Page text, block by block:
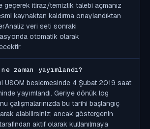
geçerek itiraz/temizlik talebi açmanız
kaynaktan kaldırma onaylandıktan
veri seti sonraki
otomatik olarak
zaman yayımlandı?
USOM beslemesinde 4 Şubat 2019 saat
yayımlandı. Geriye dönük log
çalışmalarınızda bu tarihi başlangıç
alabilirsiniz; ancak göstergenin
aktif olarak kullanılmaya